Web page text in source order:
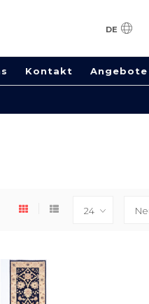
DE
Kontakt Angebote